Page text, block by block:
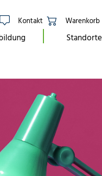
Kontakt Warenkorb
Standorte